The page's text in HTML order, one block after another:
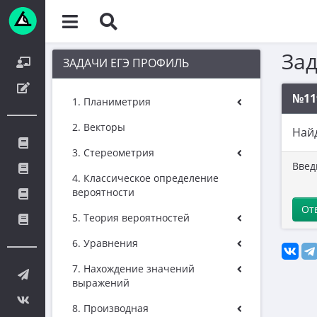
ЗАДАЧИ ЕГЭ ПРОФИЛЬ
1. Планиметрия
2. Векторы
3. Стереометрия
4. Классическое определение
вероятности
5. Теория вероятностей
6. Уравнения
7. Нахождение значений
выражений
8. Производная